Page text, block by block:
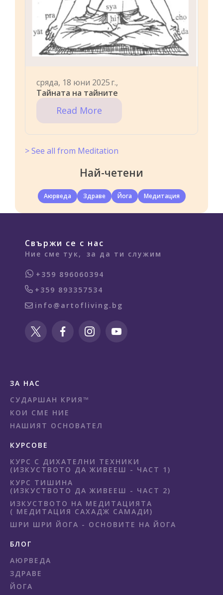
сряда, 18 юни 2025 г.,
Тайната на тайните
Read More
> See all from Meditation
Най-четени
Аюрведа Здраве Йога Медитация
Свържи се с нас
Ние сме тук, за да ти служим
+359 896060394
+359 893357534
info@artofliving.bg
ЗА НАС
СУДАРШАН КРИЯ™
КОИ СМЕ НИЕ
НАШИЯТ ОСНОВАТЕЛ
КУРСОВЕ
КУРС С ДИХАТЕЛНИ ТЕХНИКИ
(ИЗКУСТВОТО ДА ЖИВЕЕШ - ЧАСТ 1)
КУРС ТИШИНА
(ИЗКУСТВОТО ДА ЖИВЕЕШ - ЧАСТ 2)
ИЗКУСТВОТО НА МЕДИТАЦИЯТА
( МЕДИТАЦИЯ САХАДЖ САМАДИ)
ШРИ ШРИ ЙОГА - ОСНОВИТЕ НА ЙОГА
БЛОГ
АЮРВЕДА
ЗДРАВЕ
ЙОГА